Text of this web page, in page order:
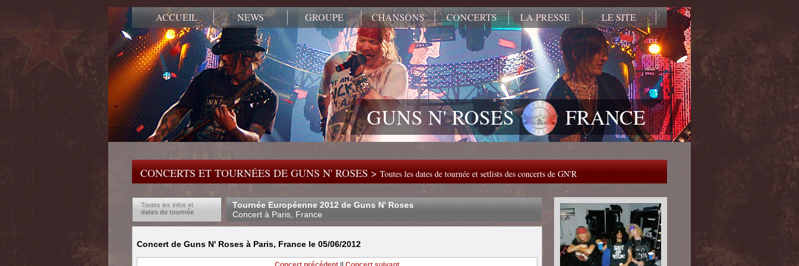
ACCUEIL NEWS GROUPE CHANSONS CONCERTS LA PRESSE LE SITE
GUNS N' ROSES FRANCE
CONCERTS ET TOURNÉES DE GUNS N' ROSES >Toutes les dates de tournée et setlists des concerts de GN'R
Toutes les infos et
dates de tournée
Tournée Européenne 2012 de Guns N' Roses
Concert à Paris, France
Concert de Guns N' Roses à Paris, France le 05/06/2012